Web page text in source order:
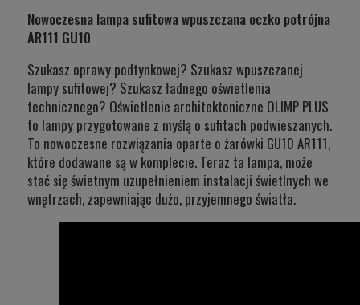
Nowoczesna lampa sufitowa wpuszczana oczko potrójna
AR111 GU10
Szukasz oprawy podtynkowej? Szukasz wpuszczanej
lampy sufitowej? Szukasz ładnego oświetlenia
technicznego? Oświetlenie architektoniczne OLIMP PLUS
to lampy przygotowane z myślą o sufitach podwieszanych.
To nowoczesne rozwiązania oparte o żarówki GU10 AR111,
które dodawane są w komplecie. Teraz ta lampa, może
stać się świetnym uzupełnieniem instalacji świetlnych we
wnętrzach, zapewniając dużo, przyjemnego światła.